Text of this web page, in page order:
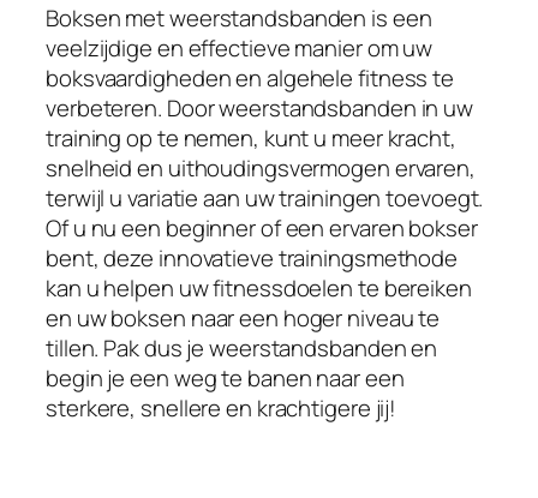
Boksen met weerstandsbanden is een
veelzijdige en effectieve manier om uw
boksvaardigheden en algehele fitness te
verbeteren. Door weerstandsbanden in uw
training op te nemen, kunt u meer kracht,
snelheid en uithoudingsvermogen ervaren,
terwijl u variatie aan uw trainingen toevoegt.
Of u nu een beginner of een ervaren bokser
bent, deze innovatieve trainingsmethode
kan u helpen uw fitnessdoelen te bereiken
en uw boksen naar een hoger niveau te
tillen. Pak dus je weerstandsbanden en
begin je een weg te banen naar een
sterkere, snellere en krachtigere jij!